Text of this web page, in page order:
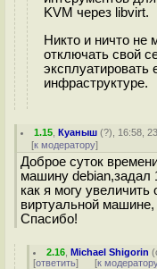
KVM через libvirt.
Никто и ничто не
отключать свой
эксплуатировать
инфраструктуре.
1.15 ,Куаныш (?), 16:58,
[к модератору]
Доброе суток
машину debian,задал
как я могу
виртуальной
Спасибо!
2.16 ,Michael Shigorin (
[ответить] [к